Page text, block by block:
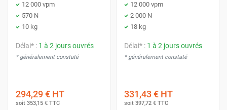
12 000 vpm
570 N
10 kg
Délai* : 1 à 2 jours ouvrés
* généralement constaté
294,29 € HT
soit 353,15 € TTC
12 000 vpm
2 000 N
18 kg
Délai* : 1 à 2 jours ouvrés
* généralement constaté
331,43 € HT
soit 397,72 € TTC